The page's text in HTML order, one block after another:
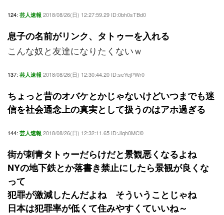
124: 芸人速報 2018/08/26(日) 12:27:59.29 ID:0bh0sTBd0
息子の名前がリンク、タトゥーを入れる
こんな奴と友達になりたくないｗ
137: 芸人速報 2018/08/26(日) 12:30:44.20 ID:seYejPWr0
ちょっと昔のオバケとかじゃないけどいつまでも迷
信を社会通念上の真実として扱うのはアホ過ぎる
144: 芸人速報 2018/08/26(日) 12:32:11.65 ID:Jiqh0MCi0
街が刺青タトゥーだらけだと景観悪くなるよね
NYの地下鉄とか落書き禁止にしたら景観が良くな
って
犯罪が激減したんだよね そういうことじゃね
日本は犯罪率が低くて住みやすくていいね～